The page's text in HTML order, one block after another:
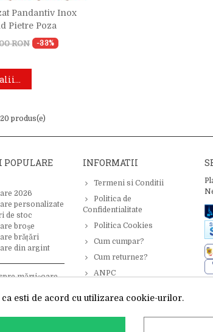
Pandantiv Inox
Pietre Poza
RON -33%
produs(e)
POPULARE
2026
personalizate
de stoc
broșe
brățări
din argint
mărțișoare –
INFORMATII
Termeni si Conditii
Politica de
Confidentialitate
Politica Cookies
Cum cumpar?
Cum returnez?
ANPC
esti de acord cu utilizarea cookie-urilor.